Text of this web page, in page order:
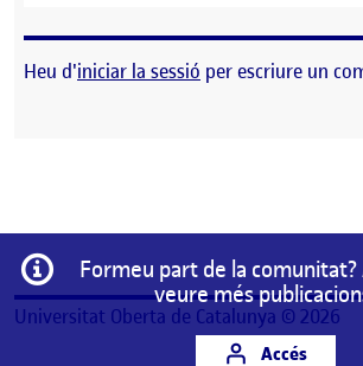
Heu d'iniciar la sessió per escriure un
Informació
Formeu part de la comunitat?
veure més
Accés
Universitat Oberta de Catalunya © 2026